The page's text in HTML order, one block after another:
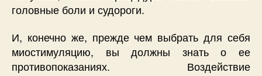
головные боли и судороги.
И, конечно же, прежде чем выбрать для себя
миостимуляцию, вы должны знать о ее
противопоказаниях. Воздействие